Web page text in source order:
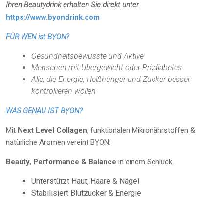
Ihren Beautydrink erhalten Sie direkt unter
https://www.byondrink.com
FÜR WEN ist BỴON?
Gesundheitsbewusste und Aktive
Menschen mit Übergewicht oder Prädiabetes
Alle, die Energie, Heißhunger und Zucker besser
kontrollieren wollen
WAS GENAU IST BỴON?
Mit Next Level Collagen, funktionalen Mikronährstoffen &
natürliche Aromen vereint BỴON:
Beauty, Performance & Balance in einem Schluck.
Unterstützt Haut, Haare & Nägel
Stabilisiert Blutzucker & Energie